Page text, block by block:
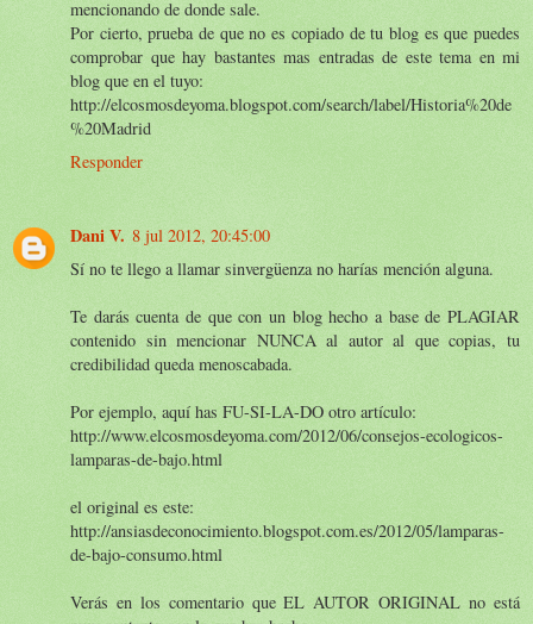
mencionando de donde sale.
Por cierto, prueba de que no es copiado de tu blog es que puedes
comprobar que hay bastantes mas entradas de este tema en mi
blog que en el tuyo:
http://elcosmosdeyoma.blogspot.com/search/label/Historia%20de
%20Madrid
Responder
Dani V. 8 jul 2012, 20:45:00
Sí no te llego a llamar sinvergüenza no harías mención alguna.
Te darás cuenta de que con un blog hecho a base de PLAGIAR
contenido sin mencionar NUNCA al autor al que copias, tu
credibilidad queda menoscabada.
Por ejemplo, aquí has FU-SI-LA-DO otro artículo:
http://www.elcosmosdeyoma.com/2012/06/consejos-ecologicos-
lamparas-de-bajo.html
el original es este:
http://ansiasdeconocimiento.blogspot.com.es/2012/05/lamparas-
de-bajo-consumo.html
Verás en los comentario que EL AUTOR ORIGINAL no está